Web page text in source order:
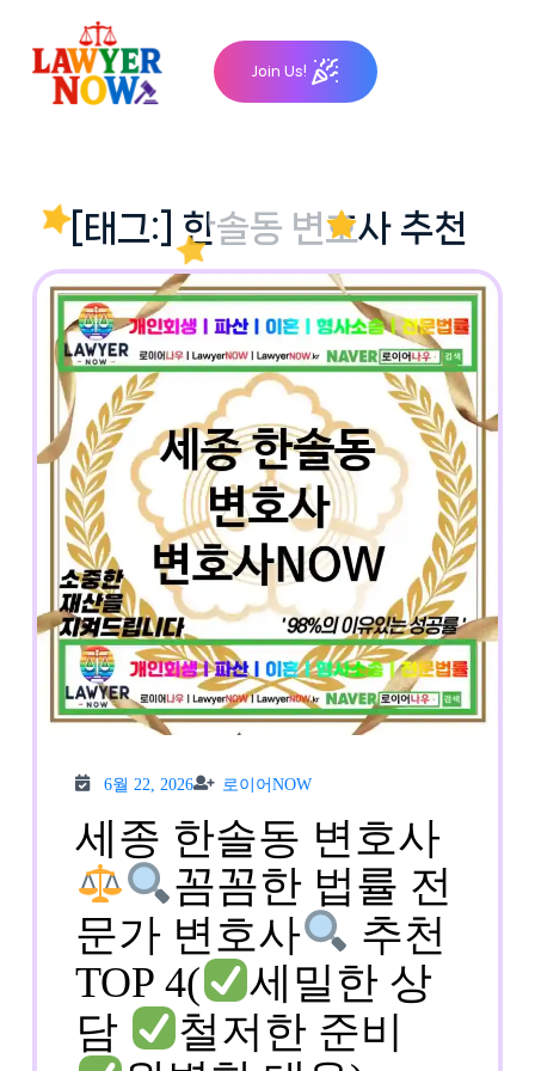
content
Join Us!
[태그:] 한솔동 변호사 추천
6월 22, 2026
22,
2026
로이어NOW
어
NOW
세종 한솔동 변호사
꼼꼼한 법률 전
문가 변호사
추천
TOP 4(
세밀한 상
담
철저한 준비